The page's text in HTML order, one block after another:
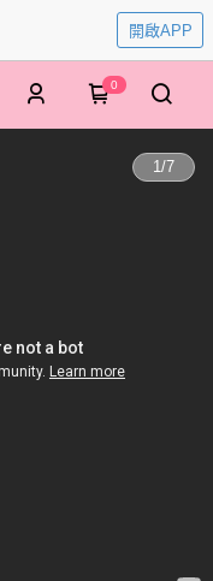
開啟APP
0
1/7